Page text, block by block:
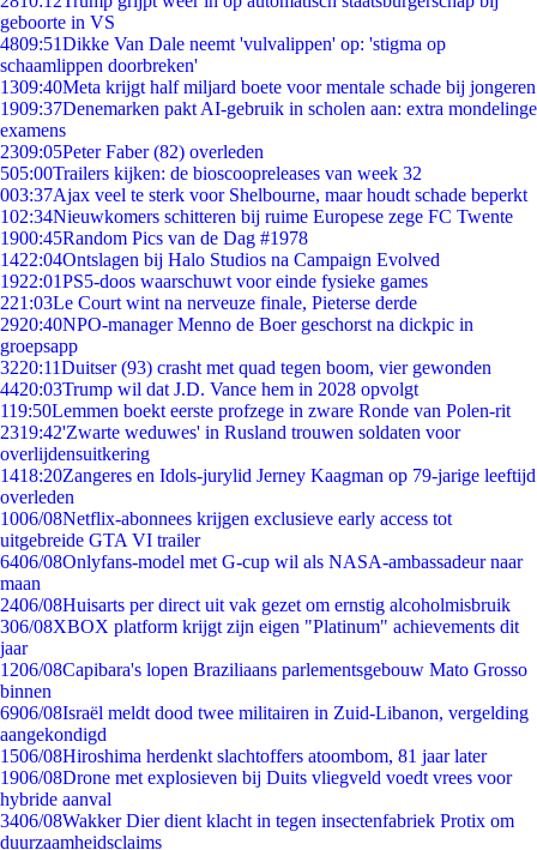
geboorte in VS
4809:51Dikke Van Dale neemt 'vulvalippen' op: 'stigma op
schaamlippen doorbreken'
1309:40Meta krijgt half miljard boete voor mentale schade bij jongeren
1909:37Denemarken pakt AI-gebruik in scholen aan: extra mondelinge
examens
2309:05Peter Faber (82) overleden
505:00Trailers kijken: de bioscoopreleases van week 32
003:37Ajax veel te sterk voor Shelbourne, maar houdt schade beperkt
102:34Nieuwkomers schitteren bij ruime Europese zege FC Twente
1900:45Random Pics van de Dag #1978
1422:04Ontslagen bij Halo Studios na Campaign Evolved
1922:01PS5-doos waarschuwt voor einde fysieke games
221:03Le Court wint na nerveuze finale, Pieterse derde
2920:40NPO-manager Menno de Boer geschorst na dickpic in
groepsapp
3220:11Duitser (93) crasht met quad tegen boom, vier gewonden
4420:03Trump wil dat J.D. Vance hem in 2028 opvolgt
119:50Lemmen boekt eerste profzege in zware Ronde van Polen-rit
2319:42'Zwarte weduwes' in Rusland trouwen soldaten voor
overlijdensuitkering
1418:20Zangeres en Idols-jurylid Jerney Kaagman op 79-jarige leeftijd
overleden
1006/08Netflix-abonnees krijgen exclusieve early access tot
uitgebreide GTA VI trailer
6406/08Onlyfans-model met G-cup wil als NASA-ambassadeur naar
maan
2406/08Huisarts per direct uit vak gezet om ernstig alcoholmisbruik
306/08XBOX platform krijgt zijn eigen "Platinum" achievements dit
jaar
1206/08Capibara's lopen Braziliaans parlementsgebouw Mato Grosso
binnen
6906/08Israël meldt dood twee militairen in Zuid-Libanon, vergelding
aangekondigd
1506/08Hiroshima herdenkt slachtoffers atoombom, 81 jaar later
1906/08Drone met explosieven bij Duits vliegveld voedt vrees voor
hybride aanval
3406/08Wakker Dier dient klacht in tegen insectenfabriek Protix om
duurzaamheidsclaims